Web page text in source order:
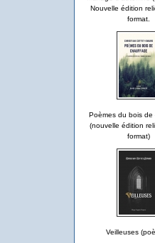
Nouvelle édition
format.
Poèmes du bois de
(nouvelle édition
format)
Veilleuses